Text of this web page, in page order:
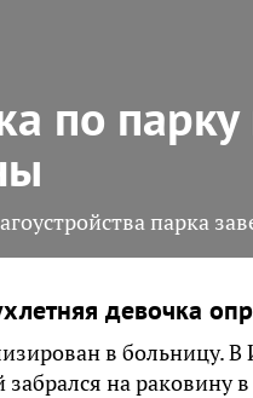
по
парка
девочка
в больницу.
забрался на раковину